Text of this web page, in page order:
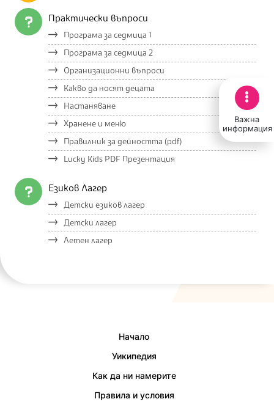
Важна
информация
Практически въпроси
Програма за седмица 1
Програма за седмица 2
Организационни въпроси
Какво да носят децата
Настаняване
Хранене и меню
Правилник за дейността (pdf)
Lucky Kids PDF Презентация
Езиков Лагер
Детски езиков лагер
Детски лагер
Летен лагер
Начало
Уикипедия
Как да ни намерите
Правила и условия